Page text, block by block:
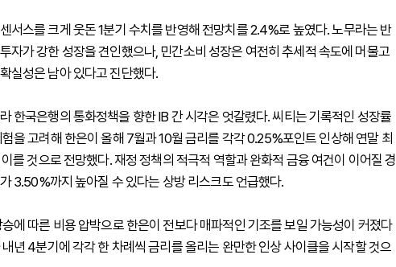
서스를 크게 웃돈 1분기 수치를 반영해 전망치를 2.4%로 높였다. 노무라는 반
자가 강한 성장을 견인했으나, 민간소비 성장은 여전히 추세적 속도에 머물고
실성은 남아 있다고 진단했다.
한국은행의 통화정책을 향한 IB 간 시각은 엇갈렸다. 씨티는 기록적인 성장률
을 고려해 한은이 올해 7월과 10월 금리를 각각 0.25%포인트 인상해 연말 최
를 것으로 전망했다. 재정 정책의 적극적 역할과 완화적 금융 여건이 이어질 경
3.50%까지 높아질 수 있다는 상방 리스크도 언급했다.
에 따른 비용 압박으로 한은이 전보다 매파적인 기조를 보일 가능성이 커졌다
년 4분기에 각각 한 차례씩 금리를 올리는 완만한 인상 사이클을 시작할 것으